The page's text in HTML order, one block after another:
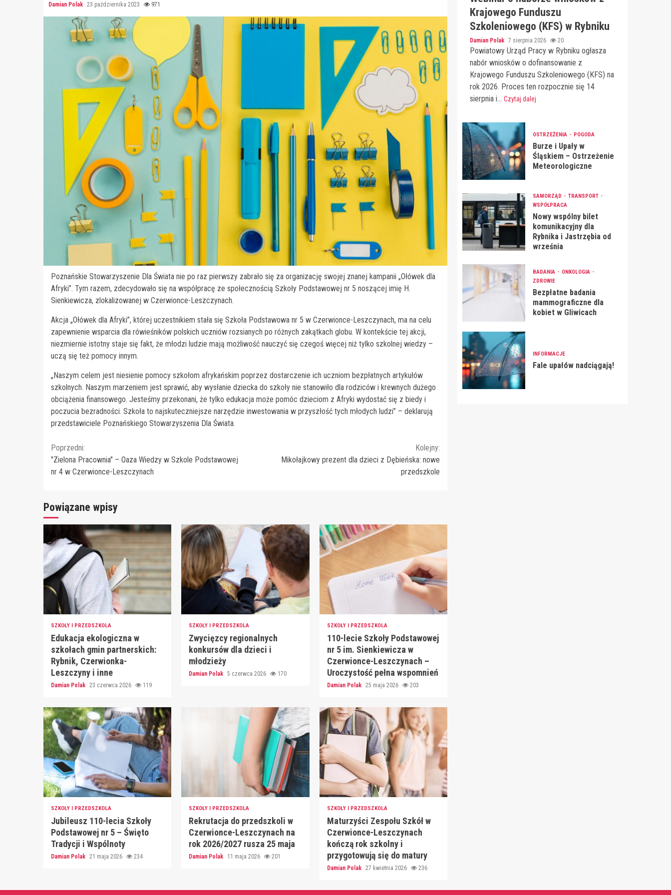
Damian Polak 23 października 2023 971
Poznańskie Stowarzyszenie Dla Świata nie po raz pierwszy zabrało się za organizację swojej znanej kampanii „Ołówek dla
Afryki”. Tym razem, zdecydowało się na współpracę ze społecznością Szkoły Podstawowej nr 5 noszącej imię H.
Sienkiewicza, zlokalizowanej w Czerwionce-Leszczynach.
Akcja „Ołówek dla Afryki”, której uczestnikiem stała się Szkoła Podstawowa nr 5 w Czerwionce-Leszczynach, ma na celu
zapewnienie wsparcia dla rówieśników polskich uczniów rozsianych po różnych zakątkach globu. W kontekście tej akcji,
niezmiernie istotny staje się fakt, że młodzi ludzie mają możliwość nauczyć się czegoś więcej niż tylko szkolnej wiedzy –
uczą się też pomocy innym.
„Naszym celem jest niesienie pomocy szkołom afrykańskim poprzez dostarczenie ich uczniom bezpłatnych artykułów
szkolnych. Naszym marzeniem jest sprawić, aby wysłanie dziecka do szkoły nie stanowiło dla rodziców i krewnych dużego
obciążenia finansowego. Jesteśmy przekonani, że tylko edukacja może pomóc dzieciom z Afryki wydostać się z biedy i
poczucia bezradności. Szkoła to najskuteczniejsze narzędzie inwestowania w przyszłość tych młodych ludzi” – deklarują
przedstawiciele Poznańskiego Stowarzyszenia Dla Świata.
Continue
Reading
Poprzedni:
"Zielona Pracownia" – Oaza Wiedzy w Szkole Podstawowej
nr 4 w Czerwionce-Leszczynach
Kolejny:
Mikołajkowy prezent dla dzieci z Dębieńska: nowe
przedszkole
Powiązane wpisy
SZKOŁY I PRZEDSZKOLA
Edukacja ekologiczna w
szkołach gmin partnerskich:
Rybnik, Czerwionka-
Leszczyny i inne
Damian Polak 23 czerwca 2026 119
SZKOŁY I PRZEDSZKOLA
Zwycięzcy regionalnych
konkursów dla dzieci i
młodzieży
Damian Polak 5 czerwca 2026 170
SZKOŁY I PRZEDSZKOLA
110-lecie Szkoły Podstawowej
nr 5 im. Sienkiewicza w
Czerwionce-Leszczynach –
Uroczystość pełna wspomnień
Damian Polak 25 maja 2026 203
SZKOŁY I PRZEDSZKOLA
Jubileusz 110-lecia Szkoły
Podstawowej nr 5 – Święto
Tradycji i Wspólnoty
Damian Polak 21 maja 2026 234
SZKOŁY I PRZEDSZKOLA
Rekrutacja do przedszkoli w
Czerwionce-Leszczynach na
rok 2026/2027 rusza 25 maja
Damian Polak 11 maja 2026 201
SZKOŁY I PRZEDSZKOLA
Maturzyści Zespołu Szkół w
Czerwionce-Leszczynach
kończą rok szkolny i
przygotowują się do matury
Damian Polak 27 kwietnia 2026 236
Krajowego Funduszu
Szkoleniowego (KFS) w Rybniku
Damian Polak 7 sierpnia 2026 20
Powiatowy Urząd Pracy w Rybniku ogłasza
nabór wniosków o dofinansowanie z
Krajowego Funduszu Szkoleniowego (KFS) na
rok 2026. Proces ten rozpocznie się 14
sierpnia i... Czytaj dalej
OSTRZEŻENIA POGODA
Burze i Upały w
Śląskiem – Ostrzeżenie
Meteorologiczne
SAMORZĄD
TRANSPORT
WSPÓŁPRACA
Nowy wspólny bilet
komunikacyjny dla
Rybnika i Jastrzębia od
września
BADANIA
ONKOLOGIA
ZDROWIE
Bezpłatne badania
mammograficzne dla
kobiet w Gliwicach
INFORMACJE
Fale upałów nadciągają!